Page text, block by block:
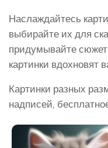
Наслаждайтесь
выбирайте их для
придумывайте
картинки вдохновят
Картинки разных
надписей,